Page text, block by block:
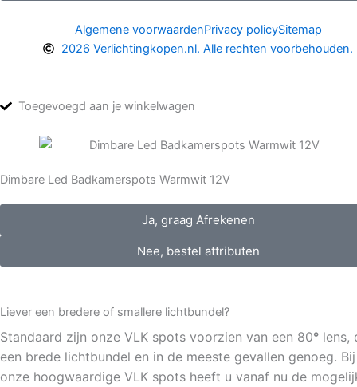
Algemene voorwaardenPrivacy policySitemap
2026 Verlichtingkopen.nl. Alle rechten voorbehouden.
Toegevoegd aan je winkelwagen
Dimbare Led Badkamerspots Warmwit 12V
Ja, graag Afrekenen
Nee, bestel attributen
Liever een bredere of smallere lichtbundel?
Standaard zijn onze VLK spots voorzien van een 80° lens,
een brede lichtbundel en in de meeste gevallen genoeg.
onze hoogwaardige VLK spots heeft u vanaf nu de